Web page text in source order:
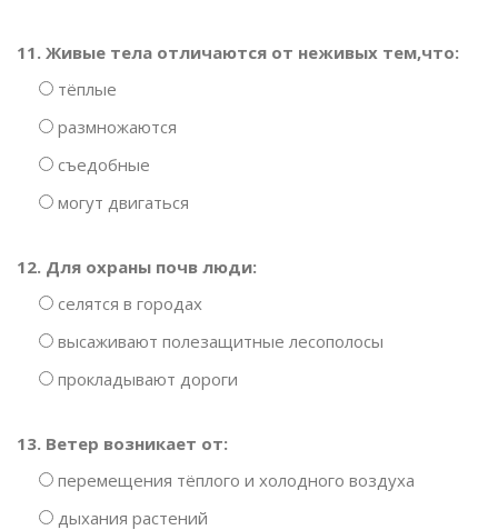
11. Живые тела отличаются от неживых тем,что:
тёплые
размножаются
съедобные
могут двигаться
12. Для охраны почв люди:
селятся в городах
высаживают полезащитные лесополосы
прокладывают дороги
13. Ветер возникает от:
перемещения тёплого и холодного воздуха
дыхания растений